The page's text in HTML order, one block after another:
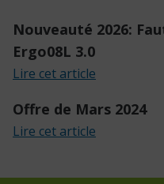
Nouveauté 2026:
Ergo08L 3.0
Lire cet article
Offre de Mars 2024
Lire cet article